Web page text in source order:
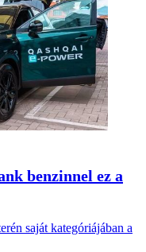
benzinnel ez a
saját kategóriájában a